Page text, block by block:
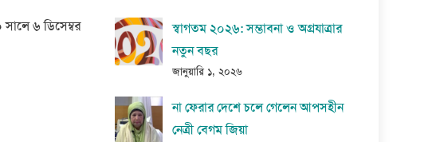
৬ ডিসেম্বর
স্বাগতম ২০২৬: সম্ভাবনা ও অগ্রযাত্রার
নতুন বছর
জানুয়ারি ১, ২০২৬
না ফেরার দেশে চলে গেলেন আপসহীন
নেত্রী বেগম জিয়া